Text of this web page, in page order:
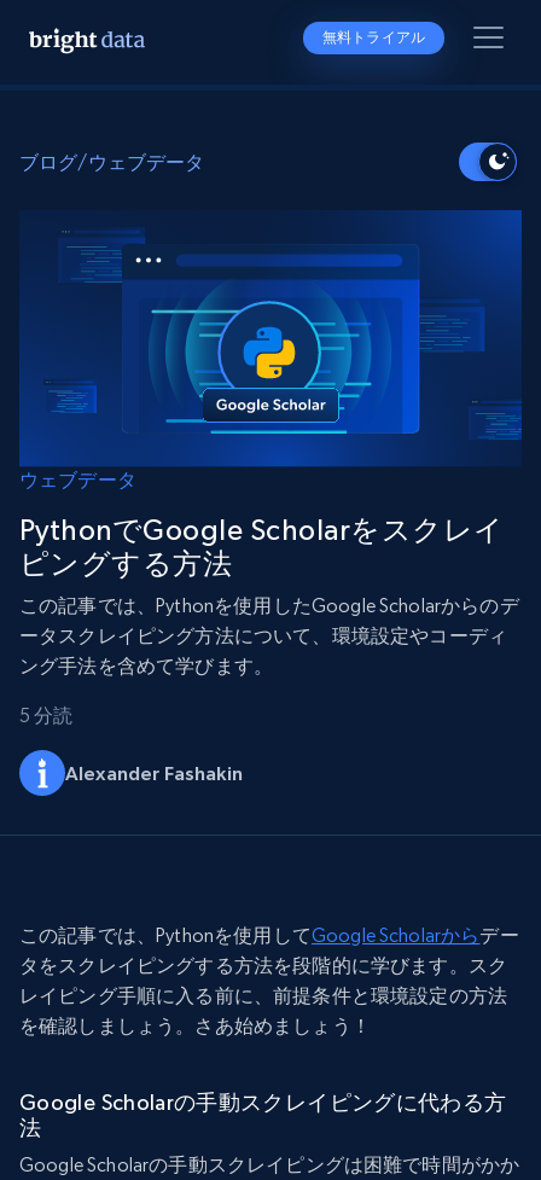
無料トライアル
ブログ/ウェブデータ
ウェブデータ
PythonでGoogle Scholarをスクレイ
ピングする方法
この記事では、Pythonを使用したGoogle Scholarからのデ
ータスクレイピング方法について、環境設定やコーディ
ング手法を含めて学びます。
5 分読
Alexander Fashakin
この記事では、Pythonを使用してGoogle Scholarからデー
タをスクレイピングする方法を段階的に学びます。スク
レイピング手順に入る前に、前提条件と環境設定の方法
を確認しましょう。さあ始めましょう！
Google Scholarの手動スクレイピングに代わる方
法
Google Scholarの手動スクレイピングは困難で時間がかか